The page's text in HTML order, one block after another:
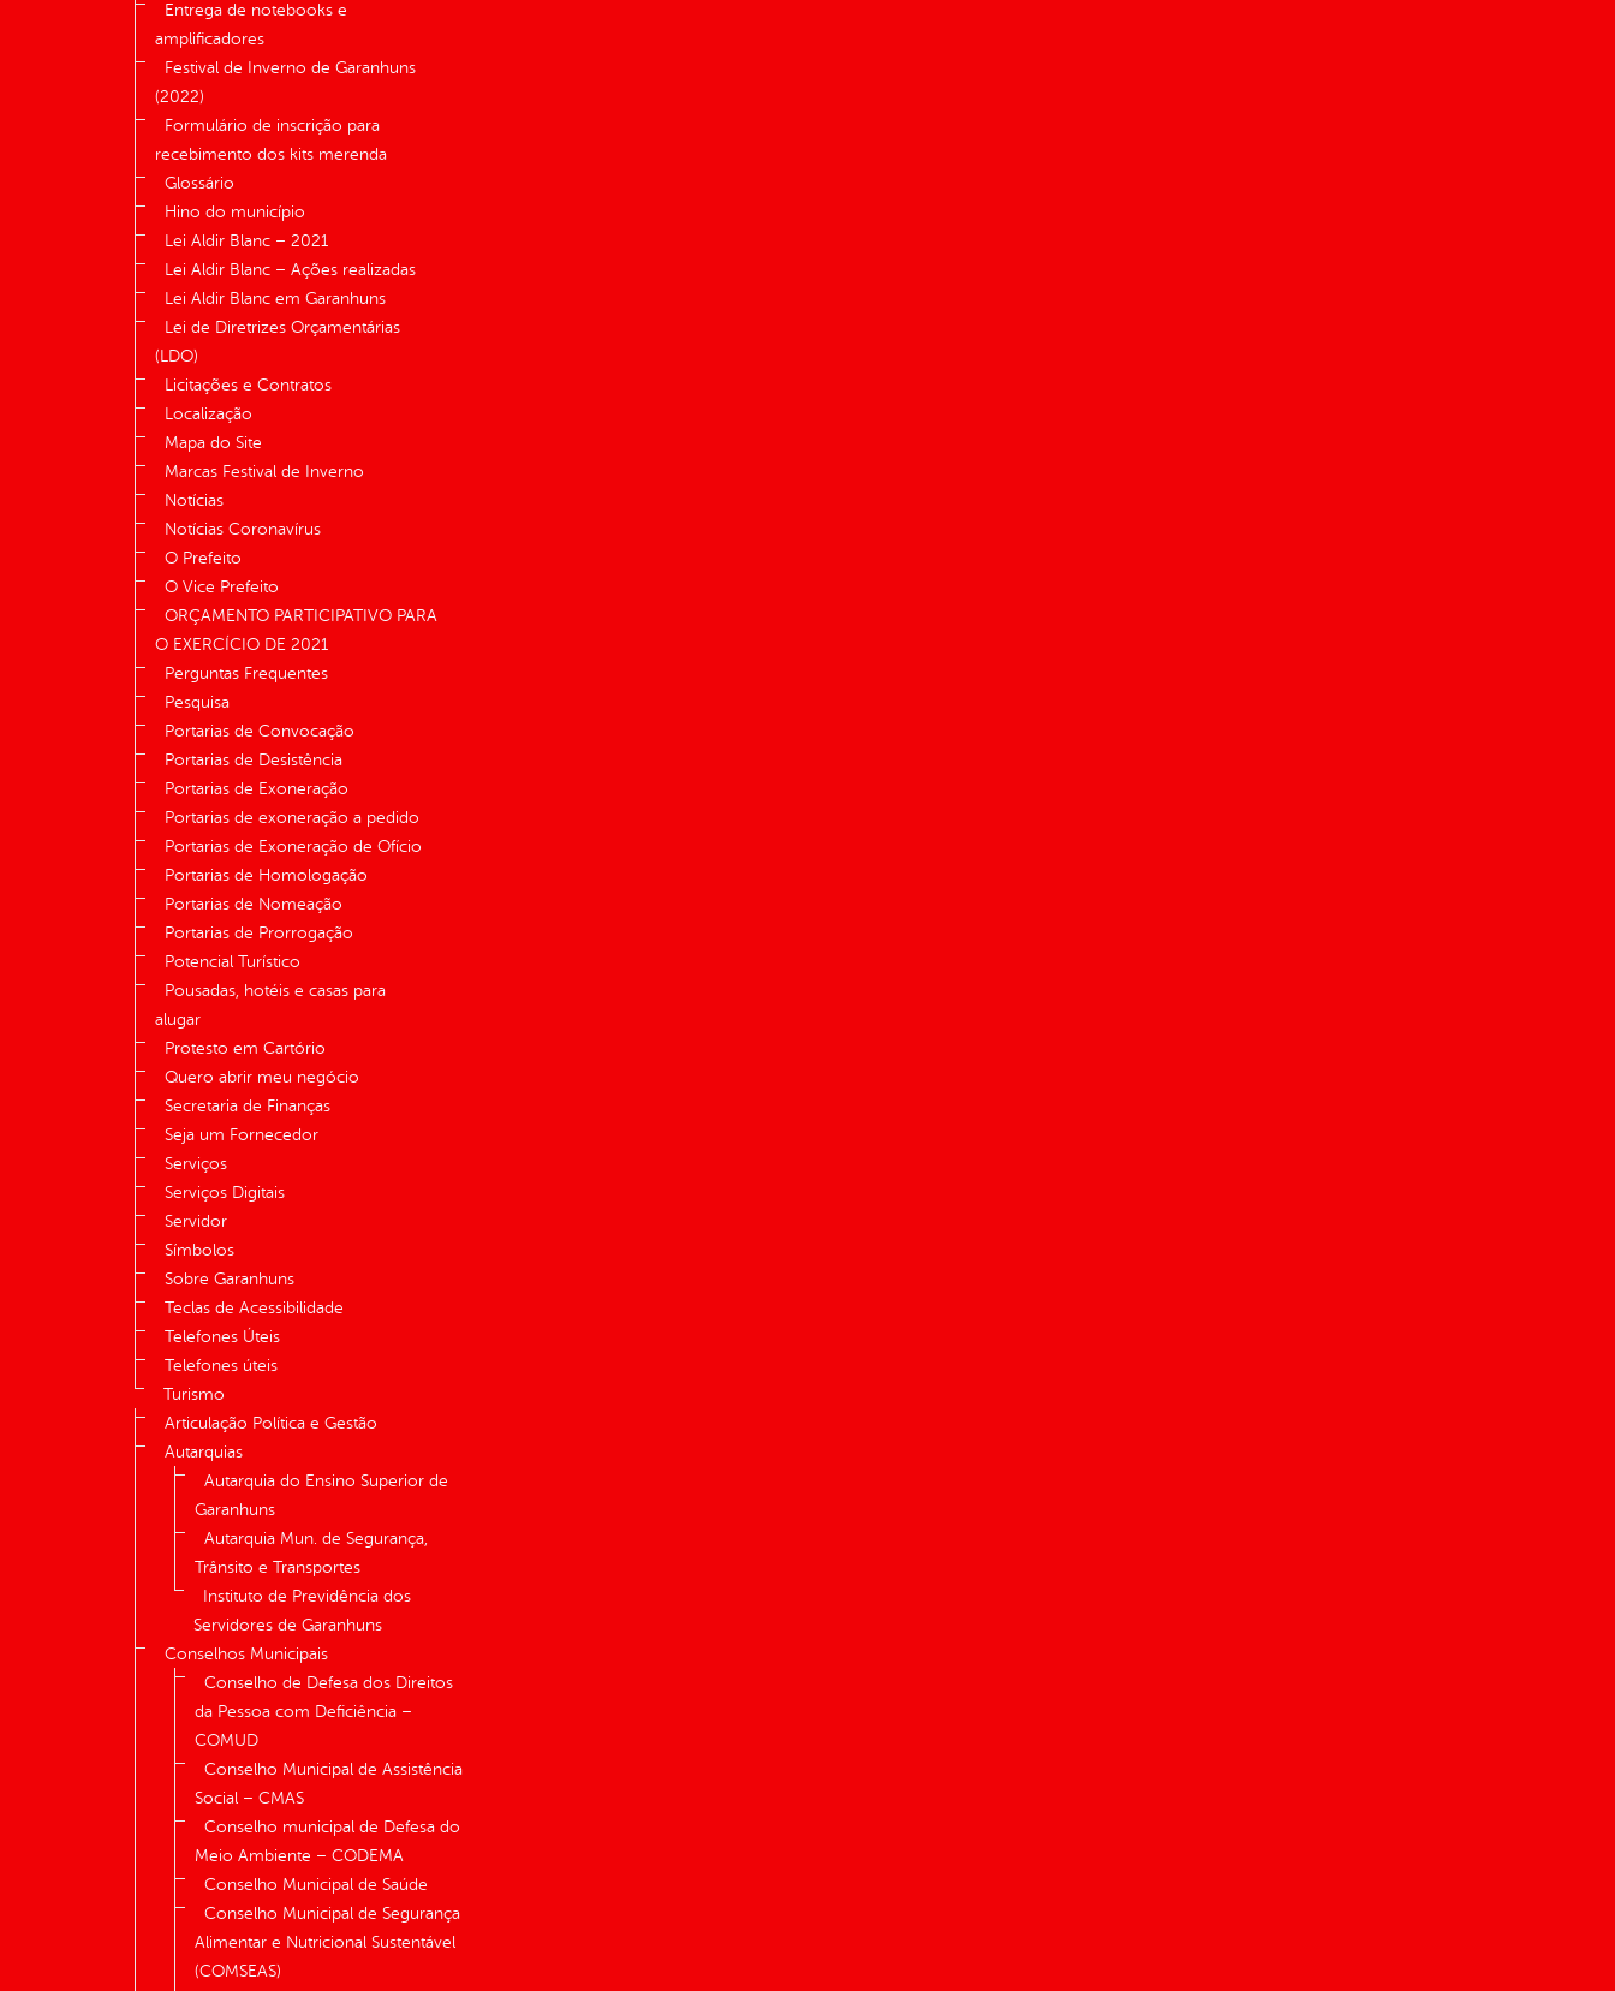
Entrega de notebooks e
amplificadores
Festival de Inverno de Garanhuns
(2022)
Formulário de inscrição para
recebimento dos kits merenda
Glossário
Hino do município
Lei Aldir Blanc – 2021
Lei Aldir Blanc – Ações realizadas
Lei Aldir Blanc em Garanhuns
Lei de Diretrizes Orçamentárias
(LDO)
Licitações e Contratos
Localização
Mapa do Site
Marcas Festival de Inverno
Notícias
Notícias Coronavírus
O Prefeito
O Vice Prefeito
ORÇAMENTO PARTICIPATIVO PARA
O EXERCÍCIO DE 2021
Perguntas Frequentes
Pesquisa
Portarias de Convocação
Portarias de Desistência
Portarias de Exoneração
Portarias de exoneração a pedido
Portarias de Exoneração de Ofício
Portarias de Homologação
Portarias de Nomeação
Portarias de Prorrogação
Potencial Turístico
Pousadas, hotéis e casas para
alugar
Protesto em Cartório
Quero abrir meu negócio
Secretaria de Finanças
Seja um Fornecedor
Serviços
Serviços Digitais
Servidor
Símbolos
Sobre Garanhuns
Teclas de Acessibilidade
Telefones Úteis
Telefones úteis
Turismo
Articulação Política e Gestão
Autarquias
Autarquia do Ensino Superior de
Garanhuns
Autarquia Mun. de Segurança,
Trânsito e Transportes
Instituto de Previdência dos
Servidores de Garanhuns
Conselhos Municipais
Conselho de Defesa dos Direitos
da Pessoa com Deficiência –
COMUD
Conselho Municipal de Assistência
Social – CMAS
Conselho municipal de Defesa do
Meio Ambiente – CODEMA
Conselho Municipal de Saúde
Conselho Municipal de Segurança
Alimentar e Nutricional Sustentável
(COMSEAS)